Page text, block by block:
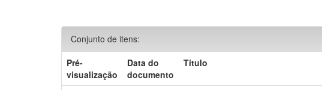
Conjunto de itens:
Pré-
visualização
Data do
documento
Título